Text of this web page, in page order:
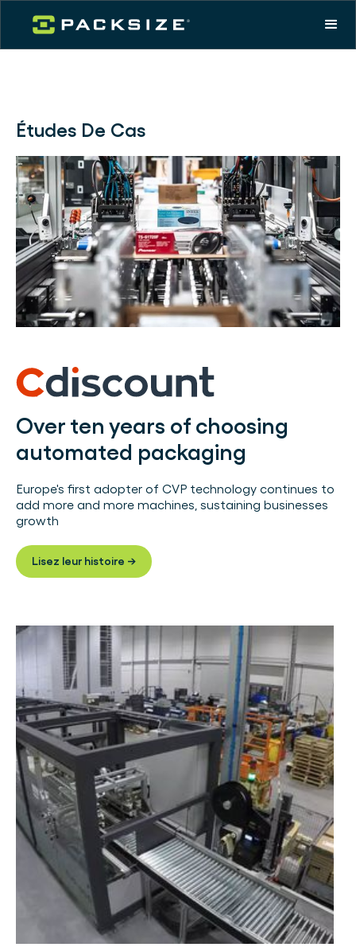
Études De Cas
Over ten years of choosing
automated packaging
Europe's first adopter of CVP technology continues to
add more and more machines, sustaining businesses
growth
Lisez leur histoire →